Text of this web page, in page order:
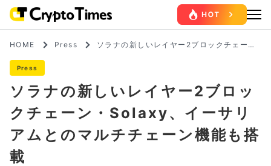
HOME Press
ソラナの新しいレイヤー2ブロックチェー
Press
ソラナの新しいレイヤー2ブロッ
クチェーン・Solaxy、イーサリ
アムとのマルチチェーン機能も搭
載